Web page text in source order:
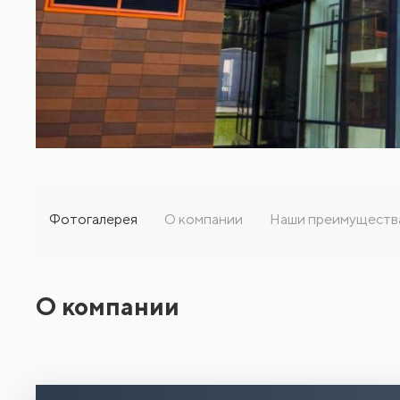
Фотогалерея О компании Наши
О компании